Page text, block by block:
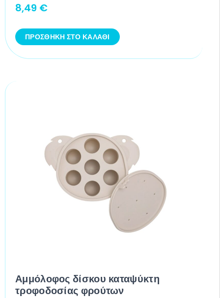
8,49 €
ΠΡΟΣΘΉΚΗ ΣΤΟ ΚΑΛΆΘΙ
Αμμόλοφος δίσκου καταψύκτη
τροφοδοσίας φρούτων